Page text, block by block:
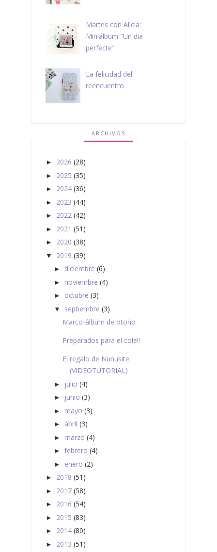
Martes con Alícia:
Miniálbum "Un dia
perfecte"
La felicidad del
reencuentro
ARCHIVOS
► 2026 (28)
► 2025 (35)
► 2024 (36)
► 2023 (44)
► 2022 (42)
► 2021 (51)
► 2020 (38)
▼ 2019 (39)
► diciembre (6)
► noviembre (4)
► octubre (3)
▼ septiembre (3)
Marco-álbum de otoño
Preparados para el cole!!
El regalo de Nunusite
(VIDEOTUTORIAL)
► julio (4)
► junio (3)
► mayo (3)
► abril (3)
► marzo (4)
► febrero (4)
► enero (2)
► 2018 (51)
► 2017 (58)
► 2016 (54)
► 2015 (83)
► 2014 (80)
► 2013 (51)